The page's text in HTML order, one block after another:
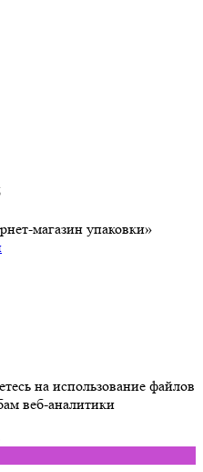
магазин упаковки»
на использование файлов
веб-аналитики